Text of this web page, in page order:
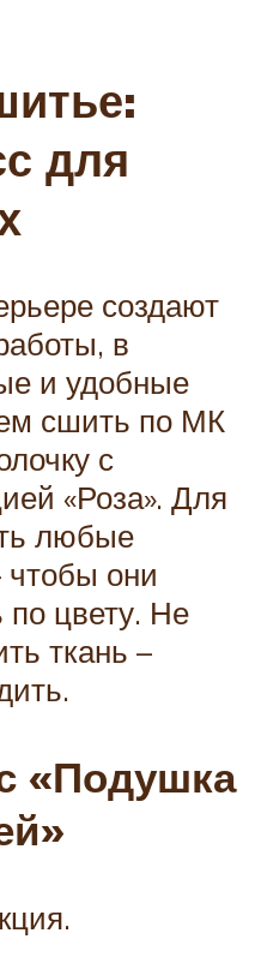
для
создают
в
и удобные
сшить по МК
с
«Роза». Для
любые
чтобы они
по цвету. Не
ткань –
«Подушка